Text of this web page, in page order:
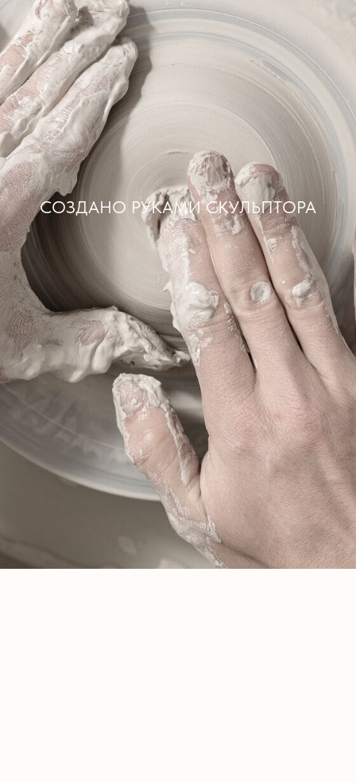
СОЗДАНО РУКАМИ СКУЛЬПТОРА